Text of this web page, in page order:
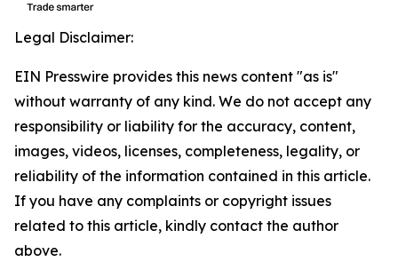
Legal Disclaimer:
EIN Presswire provides this news content "as is"
without warranty of any kind. We do not accept any
responsibility or liability for the accuracy, content,
images, videos, licenses, completeness, legality, or
reliability of the information contained in this article.
If you have any complaints or copyright issues
related to this article, kindly contact the author
above.